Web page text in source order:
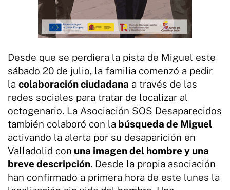
Desde que se perdiera la pista de Miguel este
sábado 20 de julio, la familia comenzó a pedir
la colaboración ciudadana a través de las
redes sociales para tratar de localizar al
octogenario. La Asociación SOS Desaparecidos
también colaboró con la búsqueda de Miguel
activando la alerta por su desaparición en
Valladolid con una imagen del hombre y una
breve descripción. Desde la propia asociación
han confirmado a primera hora de este lunes la